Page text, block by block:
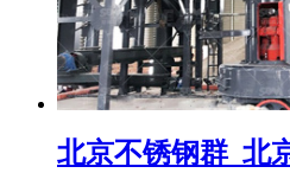
北京不锈钢群_北